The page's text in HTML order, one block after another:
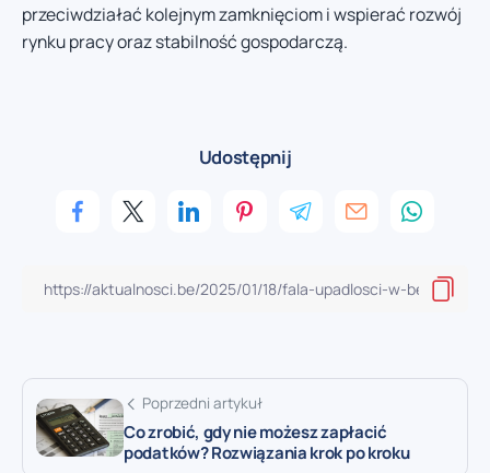
przeciwdziałać kolejnym zamknięciom i wspierać rozwój
rynku pracy oraz stabilność gospodarczą.
Udostępnij
Poprzedni artykuł
Co zrobić, gdy nie możesz zapłacić
podatków? Rozwiązania krok po kroku